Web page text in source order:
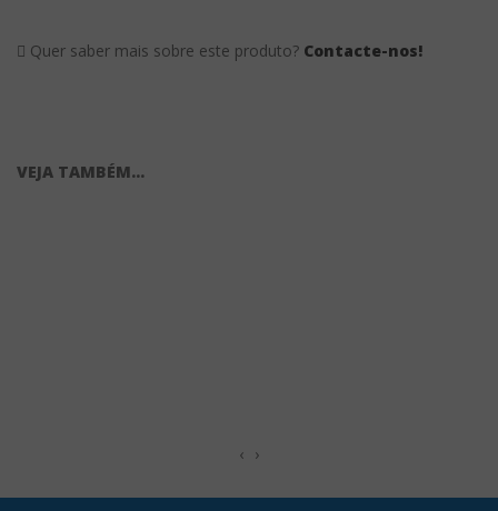
Quer saber mais sobre este produto? Contacte-nos!
VEJA TAMBÉM...
‹ ›